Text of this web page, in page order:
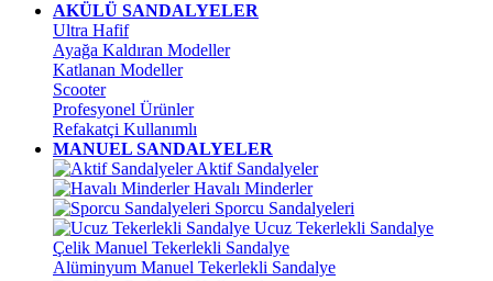
AKÜLÜ SANDALYELER
Ultra Hafif
Ayağa Kaldıran Modeller
Katlanan Modeller
Scooter
Profesyonel Ürünler
Refakatçi Kullanımlı
MANUEL SANDALYELER
Aktif Sandalyeler
Havalı Minderler
Sporcu Sandalyeleri
Ucuz Tekerlekli Sandalye
Çelik Manuel Tekerlekli Sandalye
Alüminyum Manuel Tekerlekli Sandalye